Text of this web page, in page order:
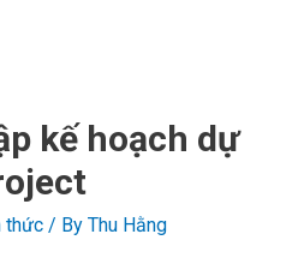
kế hoạch dự
thức / By Thu Hằng